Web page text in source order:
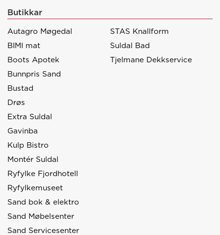
Butikkar
Autagro Møgedal
BIMI mat
Boots Apotek
Bunnpris Sand
Bustad
Drøs
Extra Suldal
Gavinba
Kulp Bistro
Montér Suldal
Ryfylke Fjordhotell
Ryfylkemuseet
Sand bok & elektro
Sand Møbelsenter
Sand Servicesenter
STAS Knallform
Suldal Bad
Tjelmane Dekkservice